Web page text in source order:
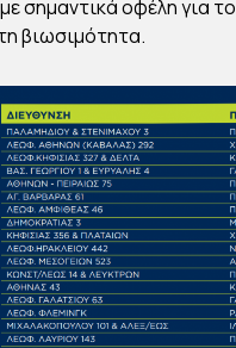
σημαντικά οφέλη για το
βιωσιμότητα.